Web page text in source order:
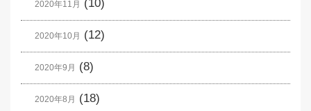
2020年11月 (10)
2020年10月 (12)
2020年9月 (8)
2020年8月 (18)